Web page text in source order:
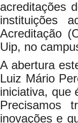
acreditações
instituições
Acreditação
Uip, no
A abertura
Luiz Mário
iniciativa, que
Precisamos
inovações e